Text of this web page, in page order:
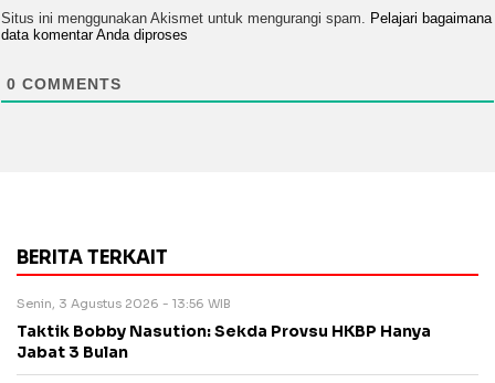
Situs ini menggunakan Akismet untuk mengurangi spam. Pelajari bagaimana
data komentar Anda diproses
0 COMMENTS
BERITA TERKAIT
Senin, 3 Agustus 2026 - 13:56 WIB
Taktik Bobby Nasution: Sekda Provsu HKBP Hanya
Jabat 3 Bulan